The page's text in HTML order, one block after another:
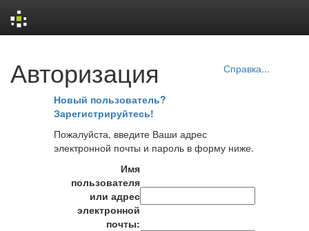
navigation
Авторизация Справка...
Новый пользователь?
Зарегистрируйтесь!
Пожалуйста, введите Ваши адрес
электронной почты и пароль в форму ниже.
Имя
пользователя
или адрес
электронной
почты: